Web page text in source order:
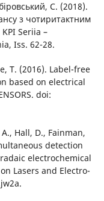
С. (2018).
з чотиритактним
Seriia –
Iss. 62-28.
T. (2016). Label-free
based on electrical
doi:
Hall, D., Fainman,
detection
electrochemical
Lasers and Electro-